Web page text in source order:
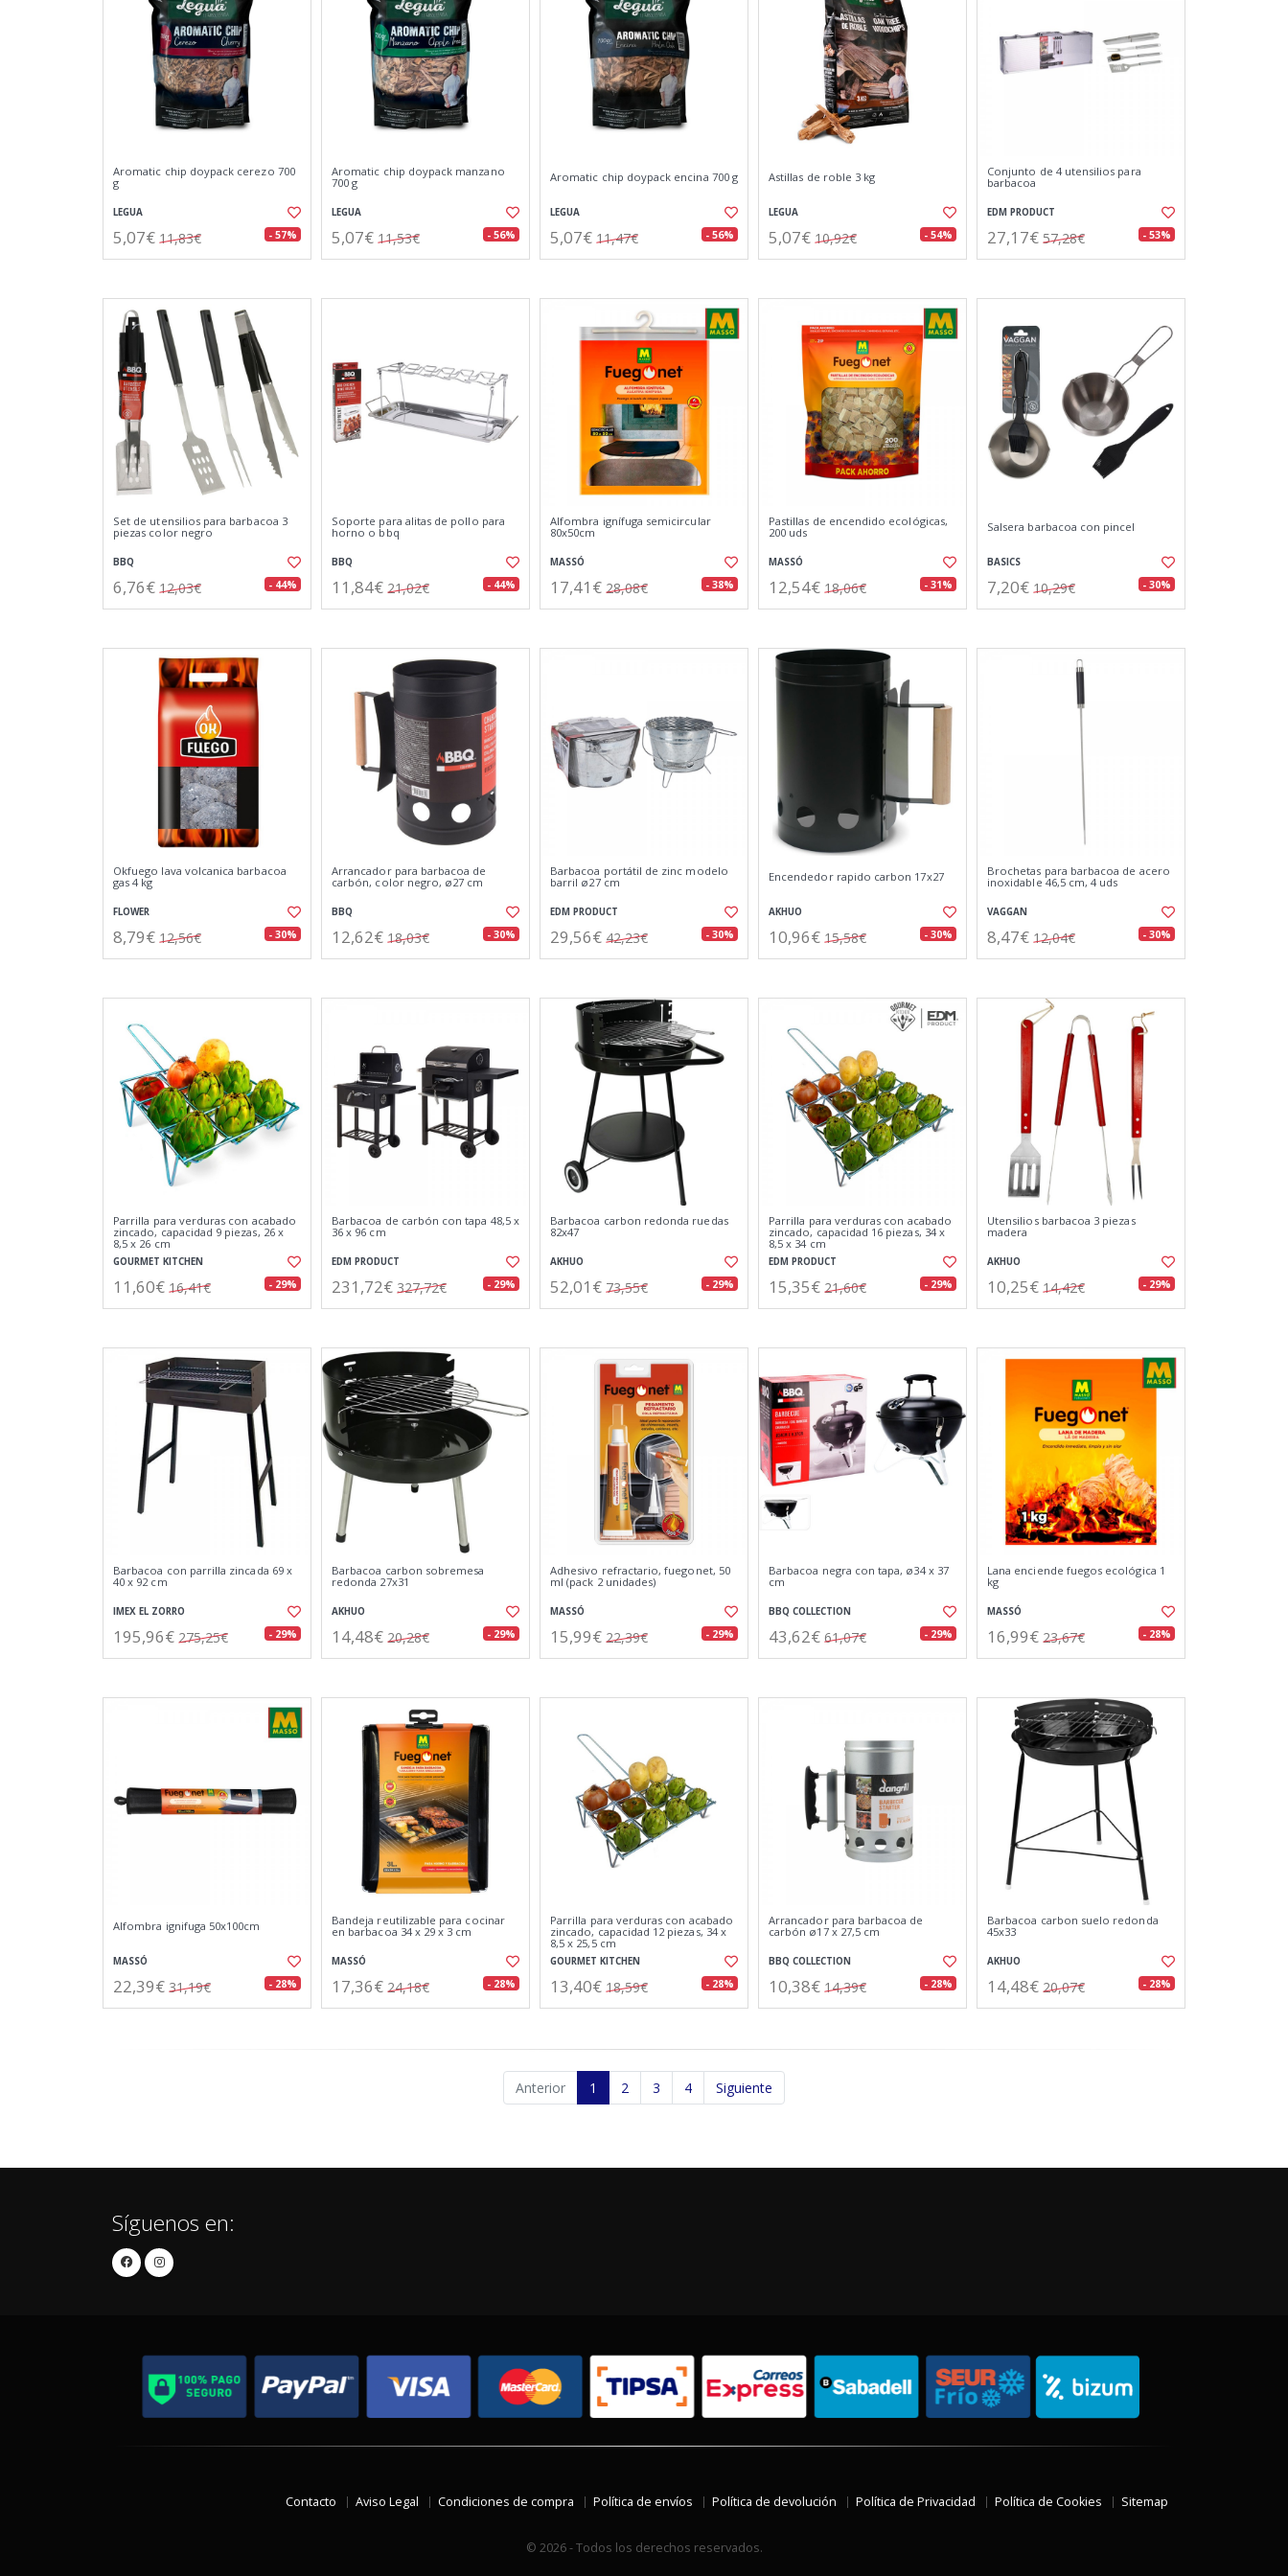
Aromatic chip doypack cerezo 700
g
LEGUA
5,07€ 11,83€ - 57%
Aromatic chip doypack manzano
700 g
LEGUA
5,07€ 11,53€ - 56%
Aromatic chip doypack encina 700 g
LEGUA
5,07€ 11,47€ - 56%
Astillas de roble 3 kg
LEGUA
5,07€ 10,92€ - 54%
Conjunto de 4 utensilios para
barbacoa
EDM PRODUCT
27,17€ 57,28€ - 53%
Set de utensilios para barbacoa 3
piezas color negro
BBQ
6,76€ 12,03€ - 44%
Soporte para alitas de pollo para
horno o bbq
BBQ
11,84€ 21,02€ - 44%
Alfombra ignífuga semicircular
80x50cm
MASSÓ
17,41€ 28,08€ - 38%
Pastillas de encendido ecológicas,
200 uds
MASSÓ
12,54€ 18,06€ - 31%
Salsera barbacoa con pincel
BASICS
7,20€ 10,29€ - 30%
Okfuego lava volcanica barbacoa
gas 4 kg
FLOWER
8,79€ 12,56€ - 30%
Arrancador para barbacoa de
carbón, color negro, ø27 cm
BBQ
12,62€ 18,03€ - 30%
Barbacoa portátil de zinc modelo
barril ø27 cm
EDM PRODUCT
29,56€ 42,23€ - 30%
Encendedor rapido carbon 17x27
AKHUO
10,96€ 15,58€ - 30%
Brochetas para barbacoa de acero
inoxidable 46,5 cm, 4 uds
VAGGAN
8,47€ 12,04€ - 30%
Parrilla para verduras con acabado
zincado, capacidad 9 piezas, 26 x
8,5 x 26 cm
GOURMET KITCHEN
11,60€ 16,41€ - 29%
Barbacoa de carbón con tapa 48,5 x
36 x 96 cm
EDM PRODUCT
231,72€ 327,72€ - 29%
Barbacoa carbon redonda ruedas
82x47
AKHUO
52,01€ 73,55€ - 29%
Parrilla para verduras con acabado
zincado, capacidad 16 piezas, 34 x
8,5 x 34 cm
EDM PRODUCT
15,35€ 21,60€ - 29%
Utensilios barbacoa 3 piezas
madera
AKHUO
10,25€ 14,42€ - 29%
Barbacoa con parrilla zincada 69 x
40 x 92 cm
IMEX EL ZORRO
195,96€ 275,25€ - 29%
Barbacoa carbon sobremesa
redonda 27x31
AKHUO
14,48€ 20,28€ - 29%
Adhesivo refractario, fuegonet, 50
ml (pack 2 unidades)
MASSÓ
15,99€ 22,39€ - 29%
Barbacoa negra con tapa, ø34 x 37
cm
BBQ COLLECTION
43,62€ 61,07€ - 29%
Lana enciende fuegos ecológica 1
kg
MASSÓ
16,99€ 23,67€ - 28%
Alfombra ignifuga 50x100cm
MASSÓ
22,39€ 31,19€ - 28%
Bandeja reutilizable para cocinar
en barbacoa 34 x 29 x 3 cm
MASSÓ
17,36€ 24,18€ - 28%
Parrilla para verduras con acabado
zincado, capacidad 12 piezas, 34 x
8,5 x 25,5 cm
GOURMET KITCHEN
13,40€ 18,59€ - 28%
Arrancador para barbacoa de
carbón ø17 x 27,5 cm
BBQ COLLECTION
10,38€ 14,39€ - 28%
Barbacoa carbon suelo redonda
45x33
AKHUO
14,48€ 20,07€ - 28%
Anterior 1 2 3 4 Siguiente
Síguenos en:
Contacto Aviso Legal Condiciones de compra Política de envíos Política de devolución Política de Privacidad Política de Cookies Sitemap
© 2026 - Todos los derechos reservados.